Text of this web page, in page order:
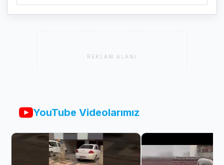
REKLAM ALANI
YouTube Videolarımız